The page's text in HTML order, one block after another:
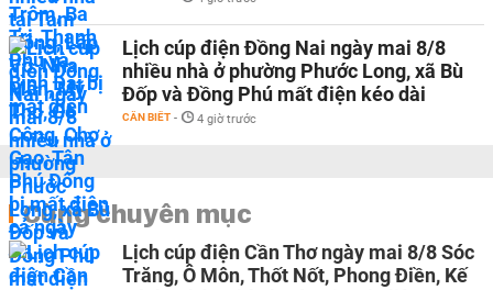
Lịch cúp điện Đồng Nai ngày mai 8/8
nhiều nhà ở phường Phước Long, xã Bù
Đốp và Đồng Phú mất điện kéo dài
CẦN BIẾT - 4 giờ trước
Cùng chuyên mục
Lịch cúp điện Cần Thơ ngày mai 8/8 Sóc
Trăng, Ô Môn, Thốt Nốt, Phong Điền, Kế